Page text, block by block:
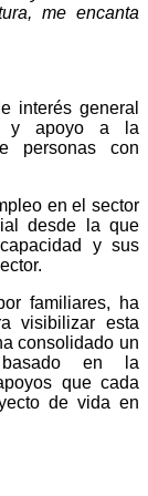
me encanta
interés general
y apoyo a la
personas con
en el sector
desde la que
y sus
familiares, ha
visibilizar esta
consolidado un
basado en la
que cada
de vida en